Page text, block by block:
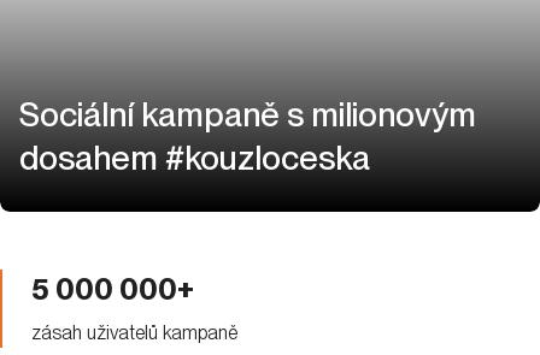
Sociální kampaně s milionovým
dosahem #kouzloceska
5 000 000+
zásah uživatelů kampaně